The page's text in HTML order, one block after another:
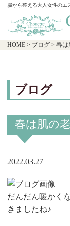
腸から整える大人女性のエ
HOME > ブログ > 春は
ブログ
春は肌の
2022.03.27
だんだん暖かく
きましたね♪